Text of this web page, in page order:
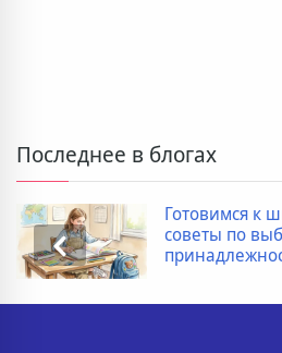
Последнее в блогах
Готовимся к
советы по